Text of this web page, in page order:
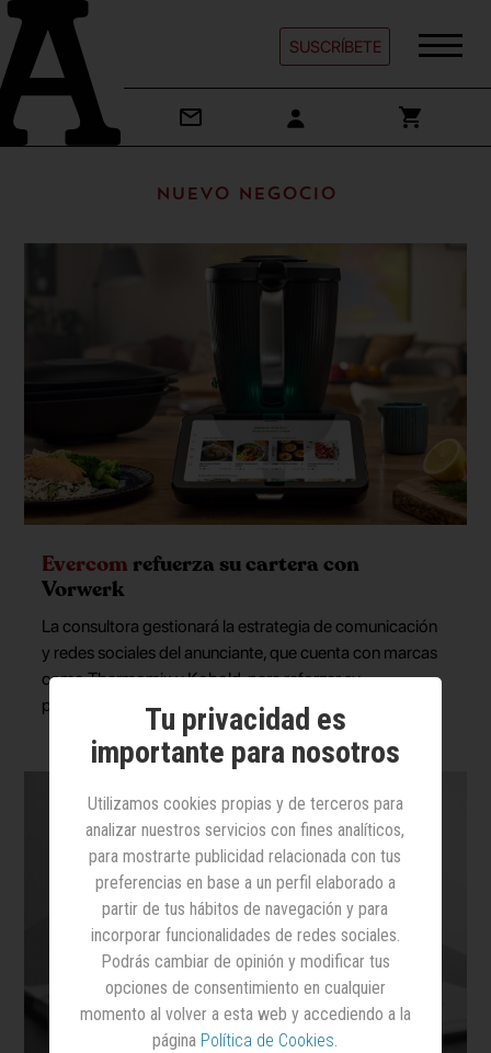
SUSCRÍBETE
Nuevo Negocio
Evercom refuerza su cartera con
Vorwerk
La consultora gestionará la estrategia de comunicación
y redes sociales del anunciante, que cuenta con marcas
como Thermomix y Kobold, para reforzar su
posicionamiento en medios y su presencia digital
Tu privacidad es
importante para nosotros
Utilizamos cookies propias y de terceros para
analizar nuestros servicios con fines analíticos,
para mostrarte publicidad relacionada con tus
preferencias en base a un perfil elaborado a
partir de tus hábitos de navegación y para
incorporar funcionalidades de redes sociales.
Podrás cambiar de opinión y modificar tus
opciones de consentimiento en cualquier
momento al volver a esta web y accediendo a la
página Política de Cookies.